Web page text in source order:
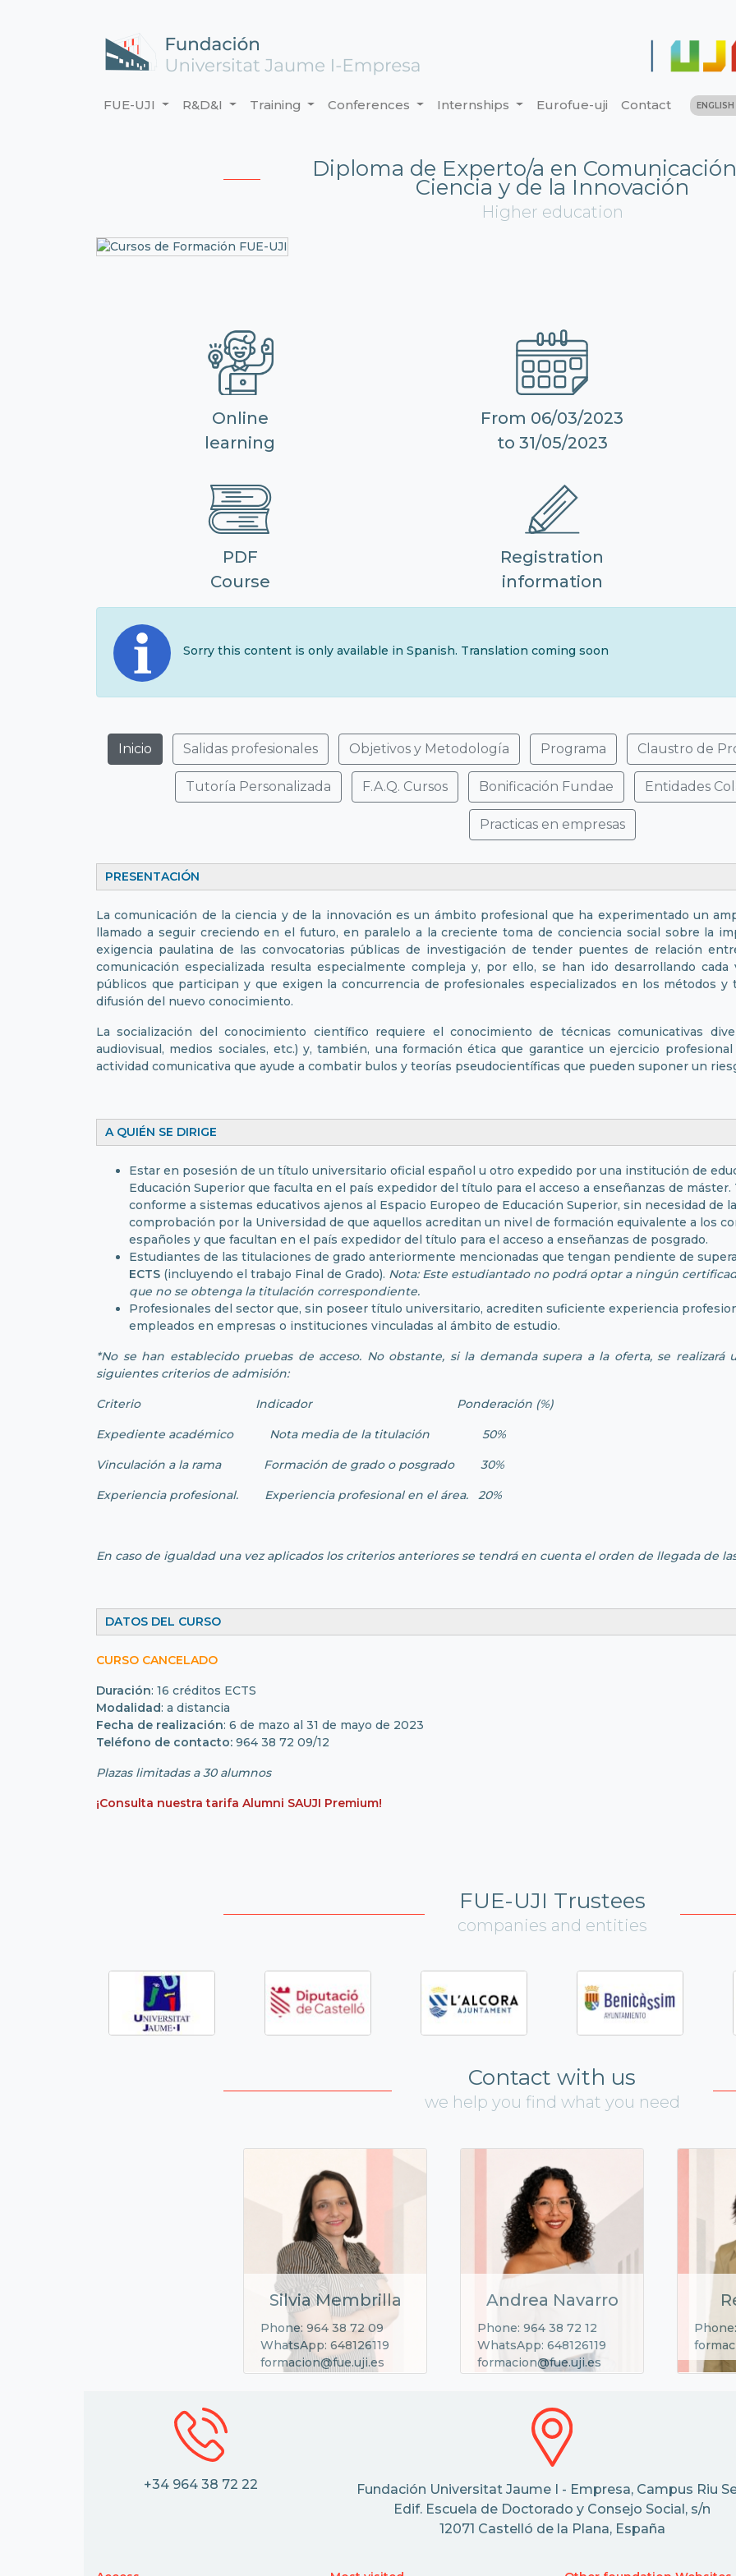
FUE-UJI R&D&I Training Conferences Internships Eurofue-uji Contact ENGLISH
Diploma de Experto/a en
Ciencia y de la Innovación
Higher education
Online
learning
From 06/03/2023
to 31/05/2023
PDF
Course
Registration
information
Sorry this content is only available in Spanish. Translation coming soon
Inicio Salidas profesionales Objetivos y Metodología Programa Claustro de
Tutoría Personalizada F.A.Q. Cursos Bonificación Fundae Entidades
Practicas en empresas
PRESENTACIÓN
La comunicación de la ciencia y de la innovación es un ámbito profesional que ha experimentado un
llamado a seguir creciendo en el futuro, en paralelo a la creciente toma de conciencia social sobre la
exigencia paulatina de las convocatorias públicas de investigación de tender puentes de relación
comunicación especializada resulta especialmente compleja y, por ello, se han ido desarrollando
públicos que participan y que exigen la concurrencia de profesionales especializados en los métodos y
difusión del nuevo conocimiento.
La socialización del conocimiento científico requiere el conocimiento de técnicas comunicativas
audiovisual, medios sociales, etc.) y, también, una formación ética que garantice un ejercicio
actividad comunicativa que ayude a combatir bulos y teorías pseudocientíficas que pueden suponer un
A QUIÉN SE DIRIGE
Estar en posesión de un título universitario oficial español u otro expedido por una institución de
Educación Superior que faculta en el país expedidor del título para el acceso a enseñanzas de
conforme a sistemas educativos ajenos al Espacio Europeo de Educación Superior, sin necesidad de
comprobación por la Universidad de que aquellos acreditan un nivel de formación equivalente a los
españoles y que facultan en el país expedidor del título para el acceso a enseñanzas de posgrado.
Estudiantes de las titulaciones de grado anteriormente mencionadas que tengan pendiente de
ECTS (incluyendo el trabajo Final de Grado). Nota: Este estudiantado no podrá optar a ningún
que no se obtenga la titulación correspondiente.
Profesionales del sector que, sin poseer título universitario, acrediten suficiente experiencia
empleados en empresas o instituciones vinculadas al ámbito de estudio.
*No se han establecido pruebas de acceso. No obstante, si la demanda supera a la oferta, se realizará
siguientes criterios de admisión:
Criterio Indicador Ponderación (%)
Expediente académico Nota media de la titulación 50%
Vinculación a la rama Formación de grado o posgrado 30%
Experiencia profesional. Experiencia profesional en el área. 20%
En caso de igualdad una vez aplicados los criterios anteriores se tendrá en cuenta el orden de llegada de
DATOS DEL CURSO
CURSO CANCELADO
Duración: 16 créditos ECTS
Modalidad: a distancia
Fecha de realización: 6 de mazo al 31 de mayo de 2023
Teléfono de contacto: 964 38 72 09/12
Plazas limitadas a 30 alumnos
¡Consulta nuestra tarifa Alumni SAUJI Premium!
FUE-UJI Trustees
companies and entities
Contact with us
we help you find what you need
Silvia Membrilla
Phone: 964 38 72 09
WhatsApp: 648126119
formacion@fue.uji.es
Andrea Navarro
Phone: 964 38 72 12
WhatsApp: 648126119
formacion@fue.uji.es
+34 964 38 72 22
Fundación Universitat Jaume I - Empresa, Campus Riu
Edif. Escuela de Doctorado y Consejo Social, s/n
12071 Castelló de la Plana, España